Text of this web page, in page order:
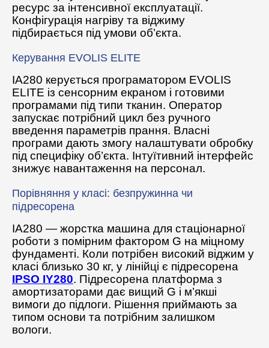
ресурс за інтенсивної експлуатації.
Конфігурація нагріву та віджиму
підбирається під умови об’єкта.
Керування EVOLIS ELITE
IA280 керується програматором EVOLIS
ELITE із сенсорним екраном і готовими
програмами під типи тканин. Оператор
запускає потрібний цикл без ручного
введення параметрів прання. Власні
програми дають змогу налаштувати обробку
під специфіку об’єкта. Інтуїтивний інтерфейс
знижує навантаження на персонал.
Порівняння у класі: безпружинна чи
підресорена
IA280 — жорстка машина для стаціонарної
роботи з помірним фактором G на міцному
фундаменті. Коли потрібен високий віджим у
класі близько 30 кг, у лінійці є підресорена
IPSO IY280. Підресорена платформа з
амортизаторами дає вищий G і м’якші
вимоги до підлоги. Рішення приймають за
типом основи та потрібним залишком
вологи.